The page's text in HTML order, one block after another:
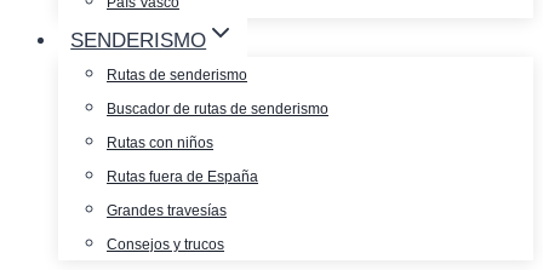
SENDERISMO
Rutas de senderismo
Buscador de rutas de senderismo
Rutas con niños
Rutas fuera de España
Grandes travesías
Consejos y trucos